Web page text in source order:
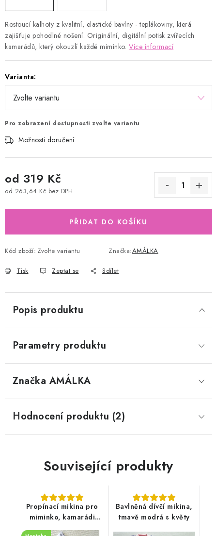
Rostoucí kalhoty z kvalitní, elastické bavlny - teplákoviny, která
zajišťuje pohodlné nošení. Originální, digitální potisk zvířecích
kamarádů, který okouzlí každé miminko. Více informací
Varianta:
Pro zobrazení dostupnosti zvolte variantu
Možnosti doručení
od 319 Kč
od 263,64 Kč bez DPH
PŘIDAT DO KOŠÍKU
Kód zboží: Zvolte variantu Značka:AMÁLKA
Tisk Zeptat se Sdílet
Popis produktu
Parametry produktu
Značka AMÁLKA
Hodnocení produktu (2)
Související produkty
Propínací mikina pro
miminko, kamarádi
zvířátka
Bavlněná dívčí mikina,
tmavě modrá s květy